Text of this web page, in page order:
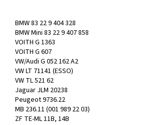
BMW 83 22 9 404 328
BMW Mini 83 22 9 407 858
VOITH G 1363
VOITH G 607
VW/Audi G 052 162 A2
VW LT 71141 (ESSO)
VW TL 521 62
Jaguar JLM 20238
Peugeot 9736.22
MB 236.11 (001 989 22 03)
ZF TE-ML 11B, 14B